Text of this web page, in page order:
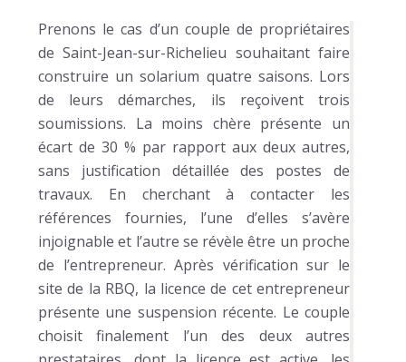
Prenons le cas d’un couple de propriétaires
de Saint-Jean-sur-Richelieu souhaitant faire
construire un solarium quatre saisons. Lors
de leurs démarches, ils reçoivent trois
soumissions. La moins chère présente un
écart de 30 % par rapport aux deux autres,
sans justification détaillée des postes de
travaux. En cherchant à contacter les
références fournies, l’une d’elles s’avère
injoignable et l’autre se révèle être un proche
de l’entrepreneur. Après vérification sur le
site de la RBQ, la licence de cet entrepreneur
présente une suspension récente. Le couple
choisit finalement l’un des deux autres